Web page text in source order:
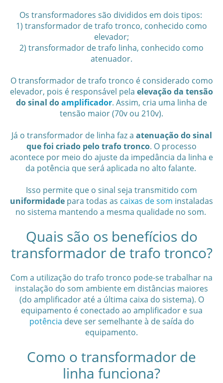
Os transformadores são divididos em dois tipos:
1) transformador de trafo tronco, conhecido como
elevador;
2) transformador de trafo linha, conhecido como
atenuador.
O transformador de trafo tronco é considerado como
elevador, pois é responsável pela elevação da tensão
do sinal doamplificador. Assim, cria uma linha de
tensão maior (70v ou 210v).
Já o transformador de linha faz a atenuação do sinal
que foi criado pelo trafo tronco. O processo
acontece por meio do ajuste da impedância da linha e
da potência que será aplicada no alto falante.
Isso permite que o sinal seja transmitido com
uniformidade para todas as caixas de som instaladas
no sistema mantendo a mesma qualidade no som.
Quais são os benefícios do
transformador de trafo tronco?
Com a utilização do trafo tronco pode-se trabalhar na
instalação do som ambiente em distâncias maiores
(do amplificador até a última caixa do sistema). O
equipamento é conectado ao amplificador e sua
potência deve ser semelhante à de saída do
equipamento.
Como o transformador de
linha funciona?